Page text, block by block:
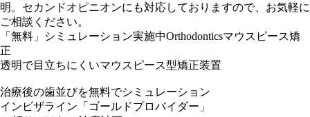
明。セカンドオピニオンにも対応しておりますので、お気軽に
ご相談ください。
「 無料 」シミュレーション実施中Orthodonticsマウスピース矯
正
透明で目立ちにくいマウスピース型矯正装置
治療後の歯並びを無料でシミュレーション
インビザライン 「ゴールドプロバイダー」